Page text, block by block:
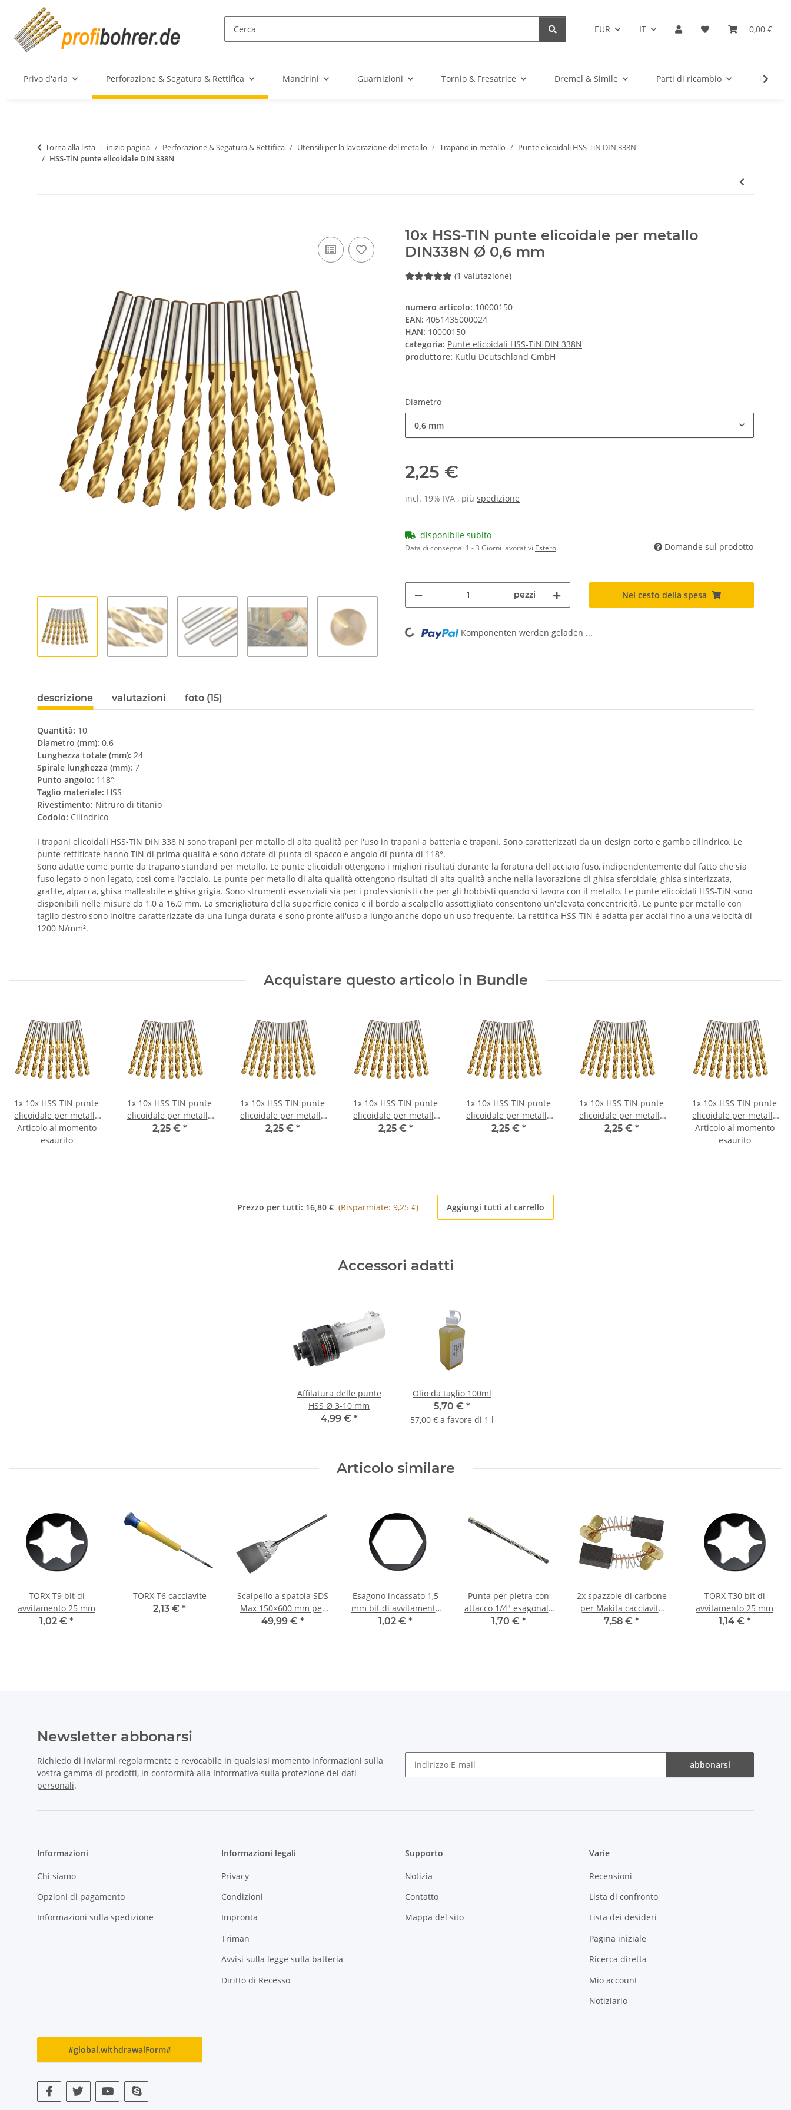
EUR IT 0,00 €
Privo d'aria Perforazione & Segatura & Rettifica Mandrini Guarnizioni Tornio & Fresatrice Dremel & Simile Parti di ricambio
Torna alla lista inizio pagina Perforazione & Segatura & Rettifica Utensili per la lavorazione del metallo Trapano in metallo
Punte elicoidali HSS-TiN DIN 338N
HSS-TiN punte elicoidale DIN 338N
10x HSS-TIN punte elicoidale per metallo
DIN338N Ø 0,6 mm
(1 valutazione)
numero articolo: 10000150
EAN: 4051435000024
HAN: 10000150
categoria: Punte elicoidali HSS-TiN DIN 338N
produttore: Kutlu Deutschland GmbH
Diametro
0,6 mm
2,25 €
incl. 19% IVA , più spedizione
disponibile subito
Data di consegna: 1 - 3 Giorni lavorativi Estero Domande sul prodotto
pezzi Nel cesto della spesa
Loading... Komponenten werden geladen ...
descrizione valutazioni foto (15)
Quantità: 10
Diametro (mm): 0.6
Lunghezza totale (mm): 24
Spirale lunghezza (mm): 7
Punto angolo: 118°
Taglio materiale: HSS
Rivestimento: Nitruro di titanio
Codolo: Cilindrico
I trapani elicoidali HSS-TiN DIN 338 N sono trapani per metallo di alta qualità per l'uso in trapani a batteria e trapani. Sono caratterizzati da un design corto e gambo cilindrico. Le
punte rettificate hanno TiN di prima qualità e sono dotate di punta di spacco e angolo di punta di 118°.
Sono adatte come punte da trapano standard per metallo. Le punte elicoidali ottengono i migliori risultati durante la foratura dell'acciaio fuso, indipendentemente dal fatto che sia
fuso legato o non legato, così come l'acciaio. Le punte per metallo di alta qualità ottengono risultati di alta qualità anche nella lavorazione di ghisa sferoidale, ghisa sinterizzata,
grafite, alpacca, ghisa malleabile e ghisa grigia. Sono strumenti essenziali sia per i professionisti che per gli hobbisti quando si lavora con il metallo. Le punte elicoidali HSS-TiN sono
disponibili nelle misure da 1,0 a 16,0 mm. La smerigliatura della superficie conica e il bordo a scalpello assottigliato consentono un'elevata concentricità. Le punte per metallo con
taglio destro sono inoltre caratterizzate da una lunga durata e sono pronte all'uso a lungo anche dopo un uso frequente. La rettifica HSS-TiN è adatta per acciai fino a una velocità di
1200 N/mm².
Acquistare questo articolo in Bundle
1x 10x HSS-TIN punte
elicoidale per metallo
DIN338N Ø 0,5 mm
Articolo al momento
esaurito
1x 10x HSS-TIN punte
elicoidale per metallo
DIN338N Ø 0,55 mm
2,25 € *
1x 10x HSS-TIN punte
elicoidale per metallo
DIN338N Ø 0,6 mm
2,25 € *
1x 10x HSS-TIN punte
elicoidale per metallo
DIN338N Ø 0,65 mm
2,25 € *
1x 10x HSS-TIN punte
elicoidale per metallo
DIN338N Ø 0,7 mm
2,25 € *
1x 10x HSS-TIN punte
elicoidale per metallo
DIN338N Ø 0,75 mm
2,25 € *
1x 10x HSS-TIN punte
elicoidale per metallo
DIN338N Ø 0,8 mm
Articolo al momento
esaurito
Prezzo per tutti: 16,80 € (Risparmiate: 9,25 €) Aggiungi tutti al carrello
Accessori adatti
Affilatura delle punte
HSS Ø 3-10 mm
4,99 € *
Olio da taglio 100ml
5,70 € *
57,00 € a favore di 1 l
Articolo similare
TORX T9 bit di
avvitamento 25 mm
1,02 € *
TORX T6 cacciavite
2,13 € *
Scalpello a spatola SDS
Max 150×600 mm per
Bosch/Makita/Hilti/Hitachi/Hikoki
49,99 € *
Esagono incassato 1,5
mm bit di avvitamento
25 mm
1,02 € *
Punta per pietra con
attacco 1/4" esagonale
Ø 4 mm
1,70 € *
2x spazzole di carbone
per Makita cacciavite
per caricatore 6832 5 x
7,58 € *
TORX T30 bit di
avvitamento 25 mm
1,14 € *
Newsletter abbonarsi
Richiedo di inviarmi regolarmente e revocabile in qualsiasi momento informazioni sulla
vostra gamma di prodotti, in conformità alla Informativa sulla protezione dei dati
personali.
abbonarsi
Informazioni
Chi siamo
Opzioni di pagamento
Informazioni sulla spedizione
Informazioni legali
Privacy
Condizioni
Impronta
Triman
Avvisi sulla legge sulla batteria
Diritto di Recesso
Supporto
Notizia
Contatto
Mappa del sito
Varie
Recensioni
Lista di confronto
Lista dei desideri
Pagina iniziale
Ricerca diretta
Mio account
Notiziario
#global.withdrawalForm#